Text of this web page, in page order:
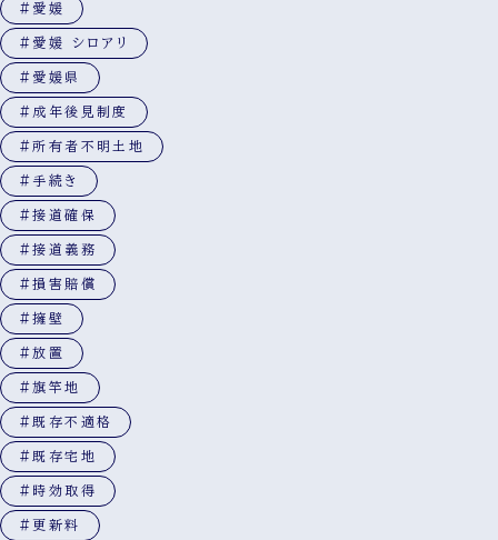
#愛媛
#愛媛 シロアリ
#愛媛県
#成年後見制度
#所有者不明土地
#手続き
#接道確保
#接道義務
#損害賠償
#擁壁
#放置
#旗竿地
#既存不適格
#既存宅地
#時効取得
#更新料